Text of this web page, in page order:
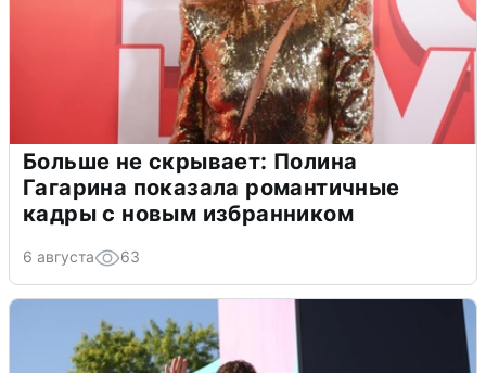
Больше не скрывает: Полина
Гагарина показала романтичные
кадры с новым избранником
6 августа 63